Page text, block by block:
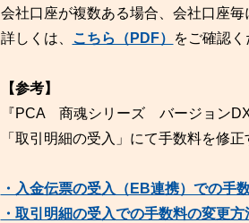
会社口座が複数ある場合、会社口座毎
詳しくは、 こちら（PDF） をご確認く
【参考】
『PCA 商魂シリーズ バージョン
「取引明細の受入」にて手数料を修
・入金伝票の受入（EB連携）での手
・取引明細の受入での手数料の変更方